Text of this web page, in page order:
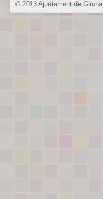
© 2013 Ajuntament de Girona